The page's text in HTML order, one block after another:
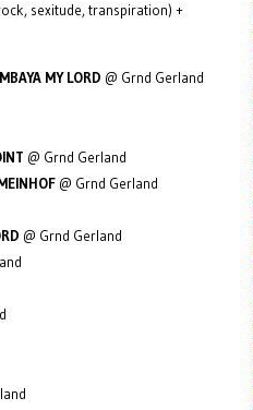
sexitude, transpiration) +
MY LORD @ Grnd Gerland
@ Grnd Gerland
@ Grnd Gerland
@ Grnd Gerland